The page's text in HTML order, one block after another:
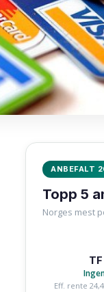
ANBEFALT
Topp 5
Norges mest
Eff. rente